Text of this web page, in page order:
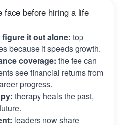
face before hiring a life
it out alone: top
because it speeds growth.
coverage: the fee can
see financial returns from
progress.
therapy heals the past,
leaders now share